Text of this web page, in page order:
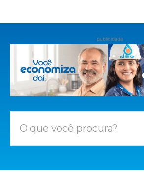
publicidade
O que você procura?